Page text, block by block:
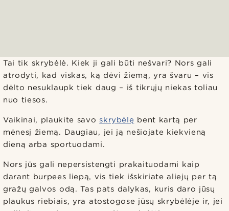
Tai tik skrybėlė. Kiek ji gali būti nešvari? Nors gali
atrodyti, kad viskas, ką dėvi žiemą, yra švaru – vis
dėlto nesuklaupk tiek daug – iš tikrųjų niekas toliau
nuo tiesos.
Vaikinai, plaukite savo skrybėlę bent kartą per
mėnesį žiemą. Daugiau, jei ją nešiojate kiekvieną
dieną arba sportuodami.
Nors jūs gali nepersistengti prakaituodami kaip
darant burpees liepą, vis tiek išskiriate aliejų per tą
gražų galvos odą. Tas pats dalykas, kuris daro jūsų
plaukus riebiais, yra atostogose jūsų skrybėlėje ir, jei